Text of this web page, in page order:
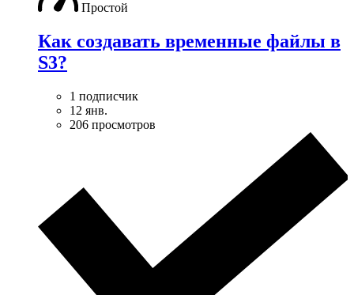
Простой
Как создавать временные файлы в
S3?
1 подписчик
12 янв.
206 просмотров